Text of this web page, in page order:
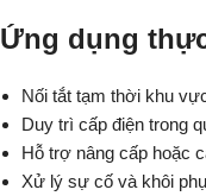
Ứng dụng
Nối tắt tạm thời khu
Duy trì cấp điện trong
Hỗ trợ nâng cấp hoặc
Xử lý sự cố và khôi